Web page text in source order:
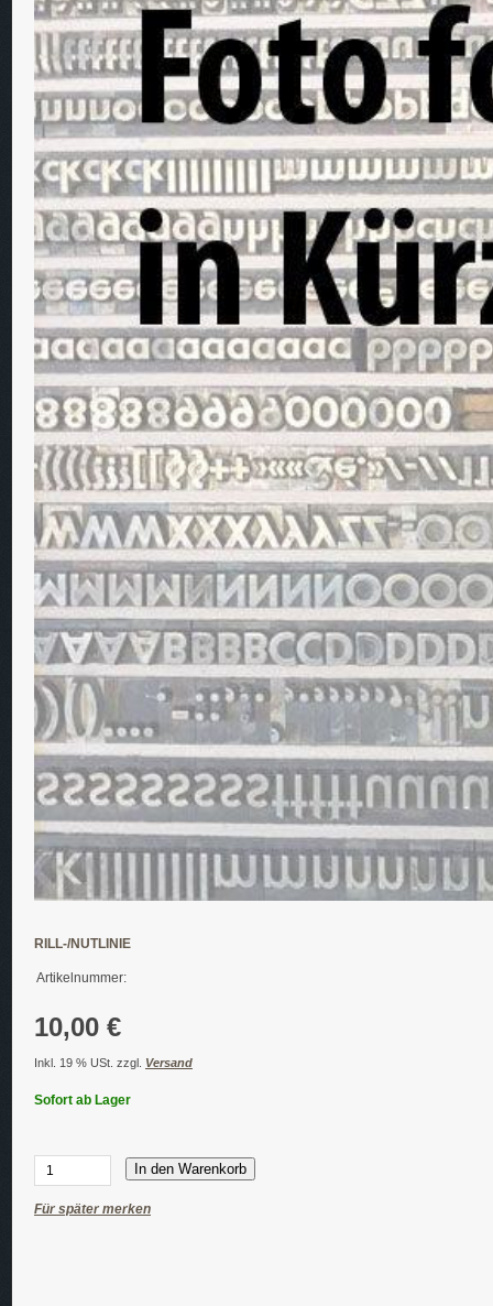
RILL-/NUTLINIE
Artikelnummer:
10,00 €
Inkl. 19 % USt. zzgl. Versand
Sofort ab Lager
In den Warenkorb
Für später merken